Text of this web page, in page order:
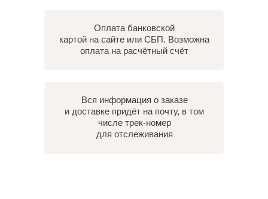
Оплата банковской
картой на сайте или СБП. Возможна
оплата на расчётный счёт
Вся информация о заказе
и доставке придёт на почту, в том
числе трек-номер
для отслеживания